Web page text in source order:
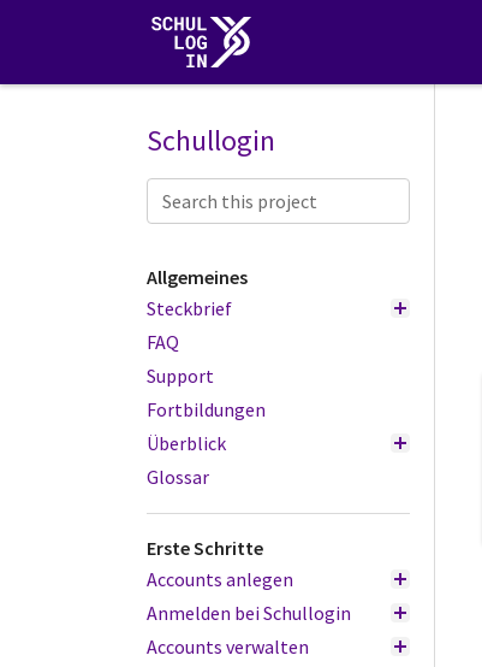
Schullogin
Allgemeines
Steckbrief
FAQ
Support
Fortbildungen
Überblick
Glossar
Erste Schritte
Accounts anlegen
Anmelden bei Schullogin
Accounts verwalten